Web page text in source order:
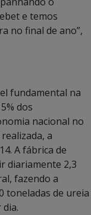
e temos
no final de ano”,
fundamental na
dos
nacional no
a
A fábrica de
diariamente 2,3
fazendo a
toneladas de ureia